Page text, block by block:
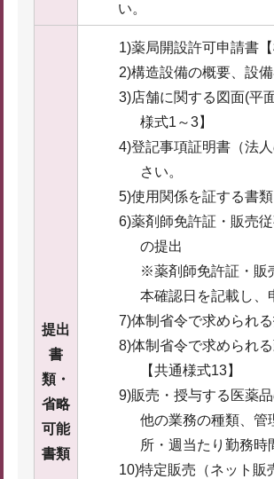
い。
提出
書
類・
省略
可能
書類
1)薬局開設許可申請書【
2)構造設備の概要、設
3)店舗に関する図面(平
様式1～3】
4)登記事項証明書（法
さい。
5)使用関係を証する書類
6)薬剤師免許証・販売
の提出
※薬剤師免許証・販
本確認日を記載し、
7)体制省令で求められ
8)体制省令で求められ
【共通様式13】
9)販売・授与する医薬
他の業務の種類、管
所・週当たり勤務
10)特定販売（ネット販